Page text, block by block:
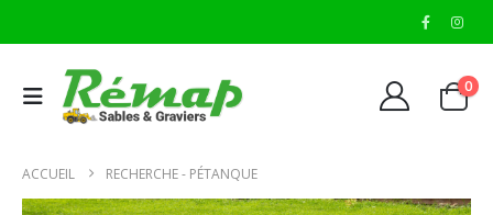
0
ACCUEIL RECHERCHE - PÉTANQUE